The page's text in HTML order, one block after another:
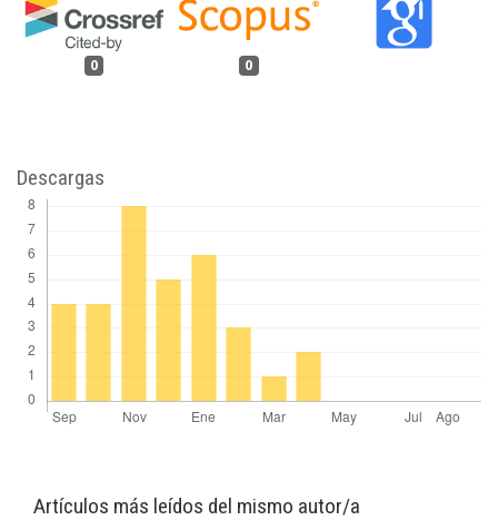
0 0
Descargas
Artículos más leídos del mismo autor/a